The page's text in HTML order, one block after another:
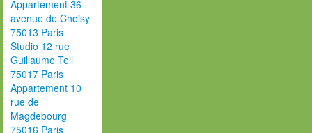
Appartement 36
avenue de Choisy
75013 Paris
Studio 12 rue
Guillaume Tell
75017 Paris
Appartement 10
rue de
Magdebourg
75016 Paris